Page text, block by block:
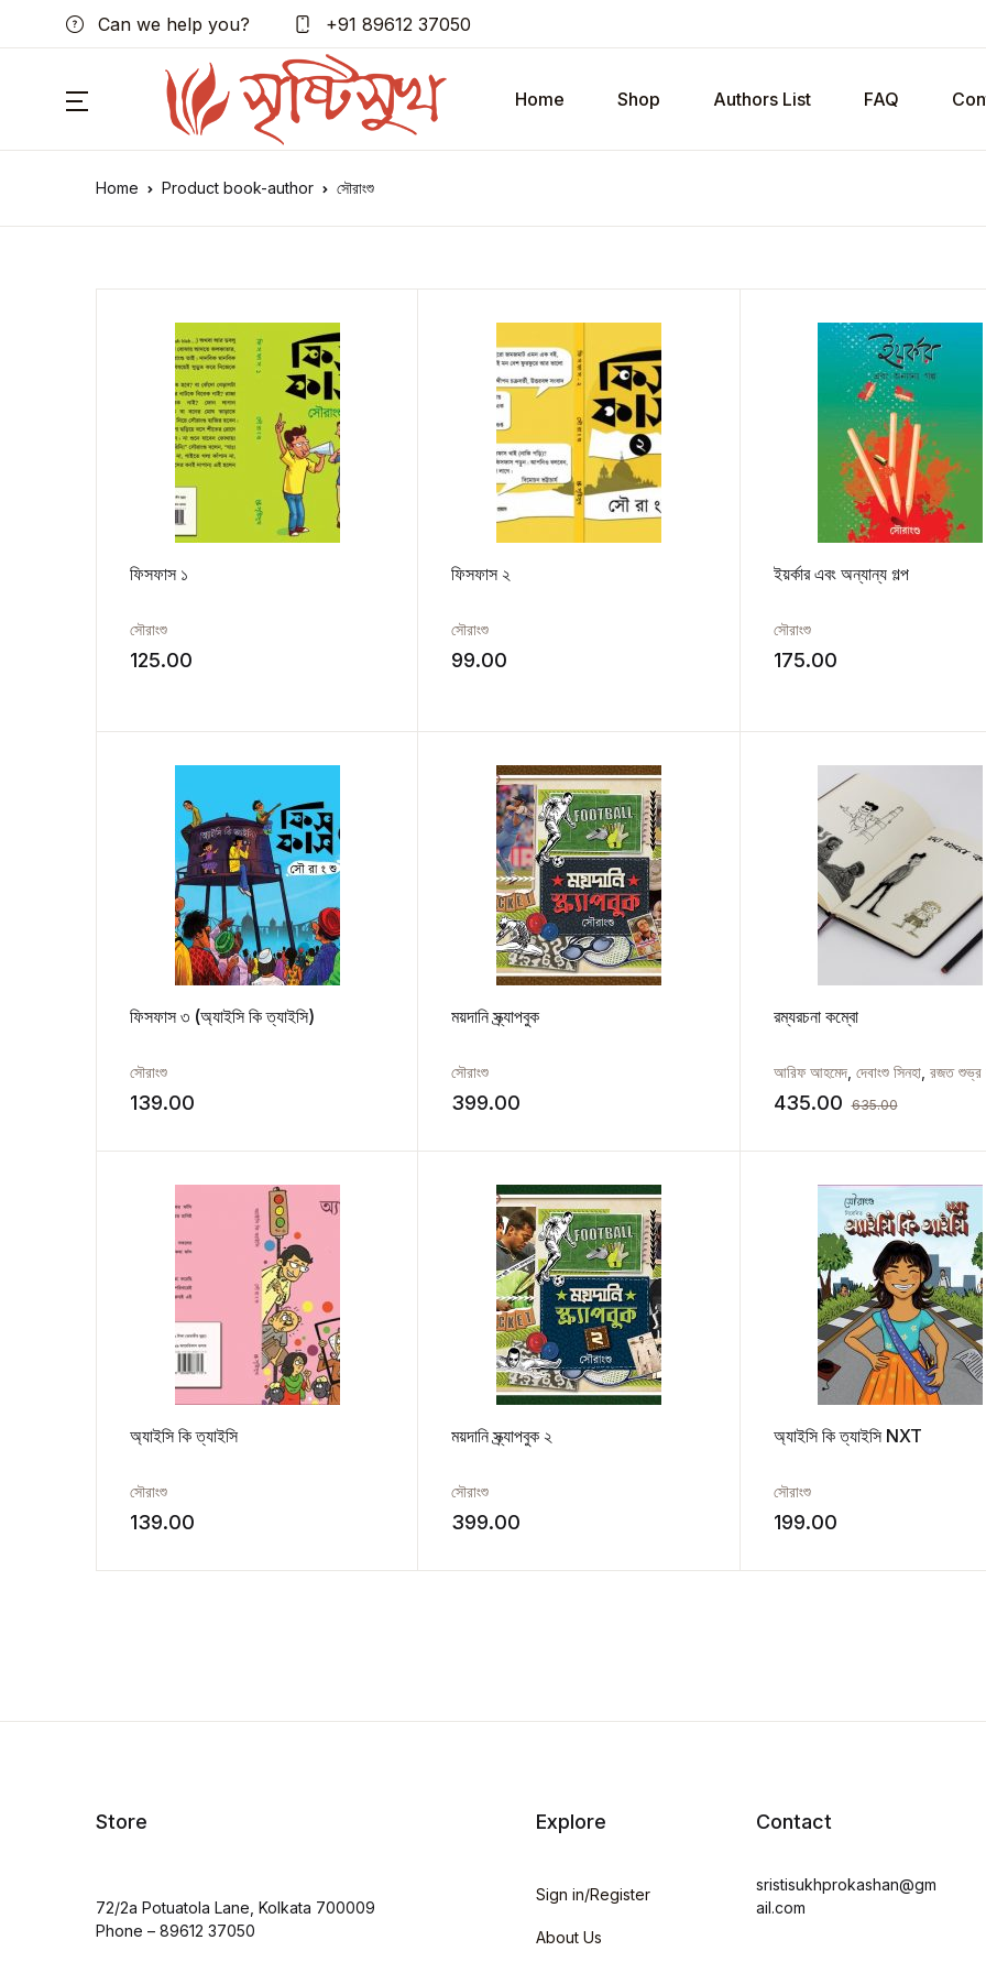
Can we help you? +91 89612 37050
Home Shop Authors List FAQ
Home Product book-author সৌরাংশু
ফিসফাস ১
সৌরাংশু
125.00
ফিসফাস ২
সৌরাংশু
99.00
ইয়র্কার এবং অন্যান্য গল্প
সৌরাংশু
175.00
ফিসফাস ৩ (অ্যাইসি কি ত্যাইসি)
সৌরাংশু
139.00
ময়দানি স্ক্র্যাপবুক
সৌরাংশু
399.00
রম্যরচনা কম্বো
আরিফ আহমেদ, দেবাংশু সিনহা, রজত শুভ্র
435.00 635.00
অ্যাইসি কি ত্যাইসি
সৌরাংশু
139.00
ময়দানি স্ক্র্যাপবুক ২
সৌরাংশু
399.00
অ্যাইসি কি ত্যাইসি NXT
সৌরাংশু
199.00
Store
72/2a Potuatola Lane, Kolkata 700009
Phone – 89612 37050
Explore
Sign in/Register
About Us
Contact
sristisukhprokashan@gm
ail.com